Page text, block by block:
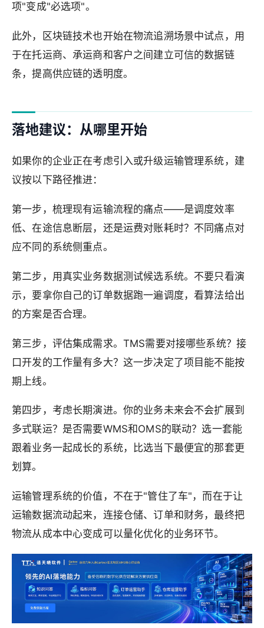
项"变成"必选项"。
此外，区块链技术也开始在物流追溯场景中试点，用
于在托运商、承运商和客户之间建立可信的数据链
条，提高供应链的透明度。
落地建议：从哪里开始
如果你的企业正在考虑引入或升级运输管理系统，建
议按以下路径推进：
第一步，梳理现有运输流程的痛点——是调度效率
低、在途信息断层，还是运费对账耗时？不同痛点对
应不同的系统侧重点。
第二步，用真实业务数据测试候选系统。不要只看演
示，要拿你自己的订单数据跑一遍调度，看算法给出
的方案是否合理。
第三步，评估集成需求。TMS需要对接哪些系统？接
口开发的工作量有多大？这一步决定了项目能不能按
期上线。
第四步，考虑长期演进。你的业务未来会不会扩展到
多式联运？是否需要WMS和OMS的联动？选一套能
跟着业务一起成长的系统，比选当下最便宜的那套更
划算。
运输管理系统的价值，不在于"管住了车"，而在于让
运输数据流动起来，连接仓储、订单和财务，最终把
物流从成本中心变成可以量化优化的业务环节。